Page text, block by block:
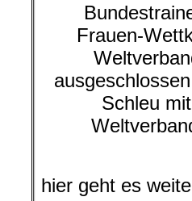
Frauen-
Schleu
hier geht es